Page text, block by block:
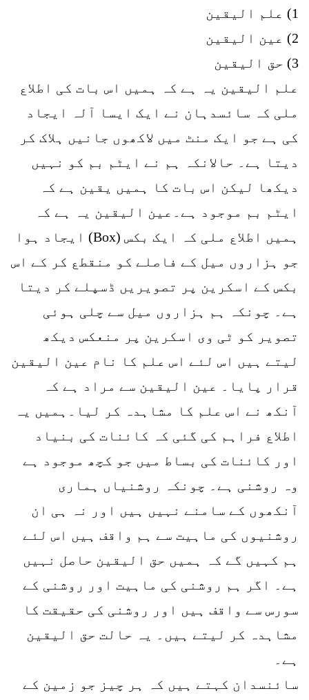
1) علم الیقین
2) عین الیقین
3) حق الیقین
علم الیقین یہ ہے کہ ہمیں اس بات کی اطلاع
ملی کہ سائسدہان نے ایک ایسا آلہ ایجاد
کی ہے جو ایک منٹ میں لاکھوں جانیں ہلاک کر
دیتا ہے۔ حالانکہ ہم نے ایٹم بم کو نہیں
دیکھا لیکن اس بات کا ہمیں یقین ہے کہ
ایٹم بم موجود ہے۔عین الیقین یہ ہے کہ
ہمیں اطلاع ملی کہ ایک بکس (Box) ایجاد ہوا
جو ہزاروں میل کے فاصلے کو منقطع کر کے اس
بکس کے اسکرین پر تصویریں ڈسپلے کر دیتا
ہے۔ چونکہ ہم ہزاروں میل سے چلی ہوئی
تصویر کو ٹی وی اسکرین پر منعکس دیکھ
لیتے ہیں اس لئے اس علم کا نام عین الیقین
قرار پایا۔ عین الیقین سے مراد ہے کہ
آنکھ نے اس علم کا مشاہدہ کر لیا۔ہمیں یہ
اطلاع فراہم کی گئی کہ کائنات کی بنیاد
اور کائنات کی بساط میں جو کچھ موجود ہے
وہ روشنی ہے۔ چونکہ روشنیاں ہماری
آنکھوں کے سامنے نہیں ہیں اور نہ ہی ان
روشنیوں کی ماہیت سے ہم واقف ہیں اس لئے
ہم کہیں گے کہ ہمیں حق الیقین حاصل نہیں
ہے۔ اگر ہم روشنی کی ماہیت اور روشنی کے
سورس سے واقف ہیں اور روشنی کی حقیقت کا
مشاہدہ کر لیتے ہیں۔ یہ حالت حق الیقین
ہے۔
سائنسدان کہتے ہیں کہ ہر چیز جو زمین کے